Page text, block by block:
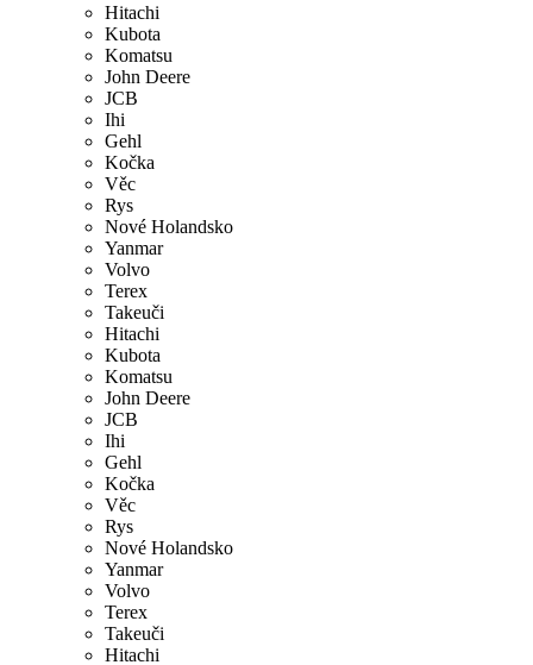
Hitachi
Kubota
Komatsu
John Deere
JCB
Ihi
Gehl
Kočka
Věc
Rys
Nové Holandsko
Yanmar
Volvo
Terex
Takeuči
Hitachi
Kubota
Komatsu
John Deere
JCB
Ihi
Gehl
Kočka
Věc
Rys
Nové Holandsko
Yanmar
Volvo
Terex
Takeuči
Hitachi